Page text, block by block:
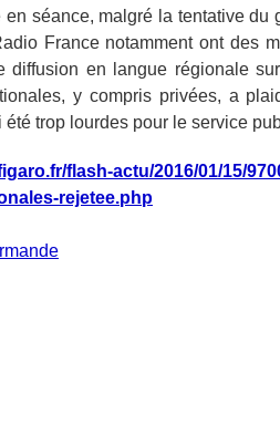
en séance, malgré la tentative
France notamment ont des
diffusion en langue régionale
y compris privées, a
été trop lourdes pour le service
flash-actu/2016/01/15/
rejetee.php